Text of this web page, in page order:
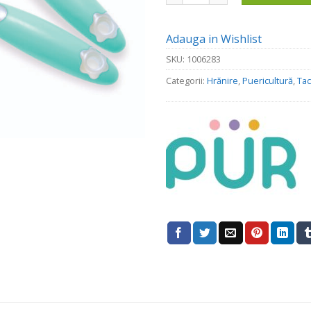
Adauga in Wishlist
SKU: 1006283
Categorii: Hrănire Puericultură